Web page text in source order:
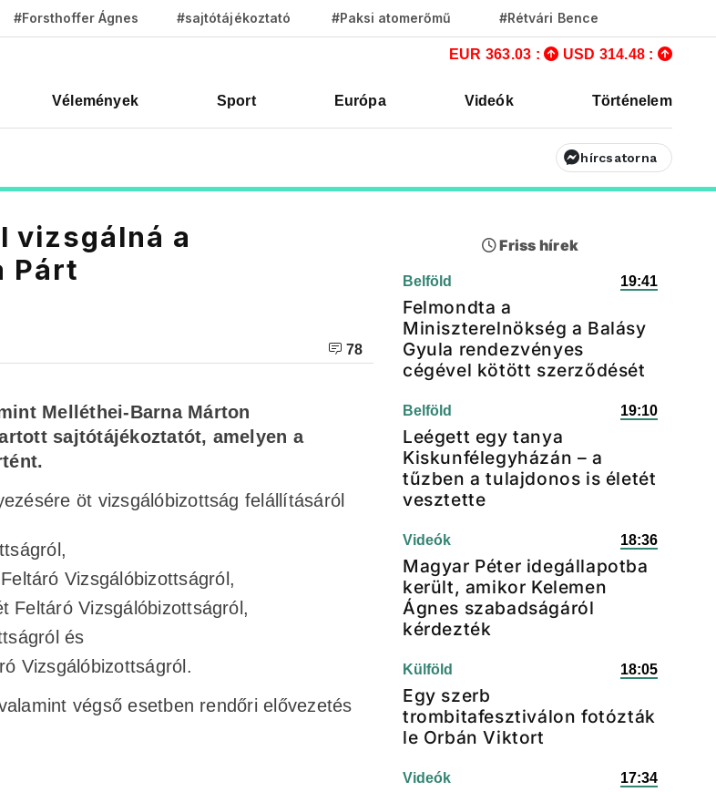
#Forsthoffer Ágnes #sajtótájékoztató #Paksi atomerőmű #Rétvári Bence
EUR 363.03 : USD 314.48 :
Vélemények Sport Európa Videók Történelem
hírcsatorna
vizsgálná a
Párt
78
Melléthei-Barna Márton
sajtótájékoztatót, amelyen a
öt vizsgálóbizottság felállításáról
Vizsgálóbizottságról,
Feltáró Vizsgálóbizottságról,
és
Vizsgálóbizottságról.
végső esetben rendőri elővezetés
Friss hírek
Belföld 19:41
Felmondta a
Miniszterelnökség a Balásy
Gyula rendezvényes
cégével kötött szerződését
Belföld 19:10
Leégett egy tanya
Kiskunfélegyházán – a
tűzben a tulajdonos is életét
vesztette
Videók 18:36
Magyar Péter idegállapotba
került, amikor Kelemen
Ágnes szabadságáról
kérdezték
Külföld 18:05
Egy szerb
trombitafesztiválon fotózták
le Orbán Viktort
Videók 17:34